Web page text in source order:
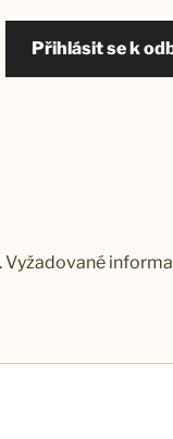
Přihlásit se k
Vyžadované